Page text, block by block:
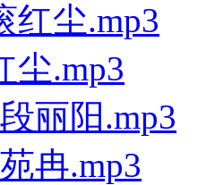
红尘.mp3
尘.mp3
丽阳.mp3
冉.mp3